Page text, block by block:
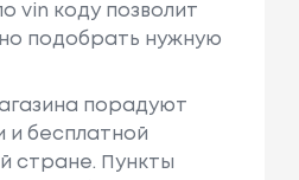
vin коду позволит
подобрать нужную
порадуют
бесплатной
стране. Пункты